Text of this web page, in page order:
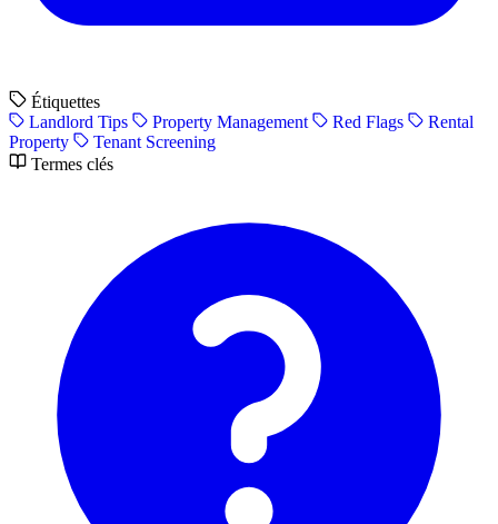
Étiquettes
Landlord Tips
Property Management Red Flags
Rental
Property
Tenant Screening
Termes clés